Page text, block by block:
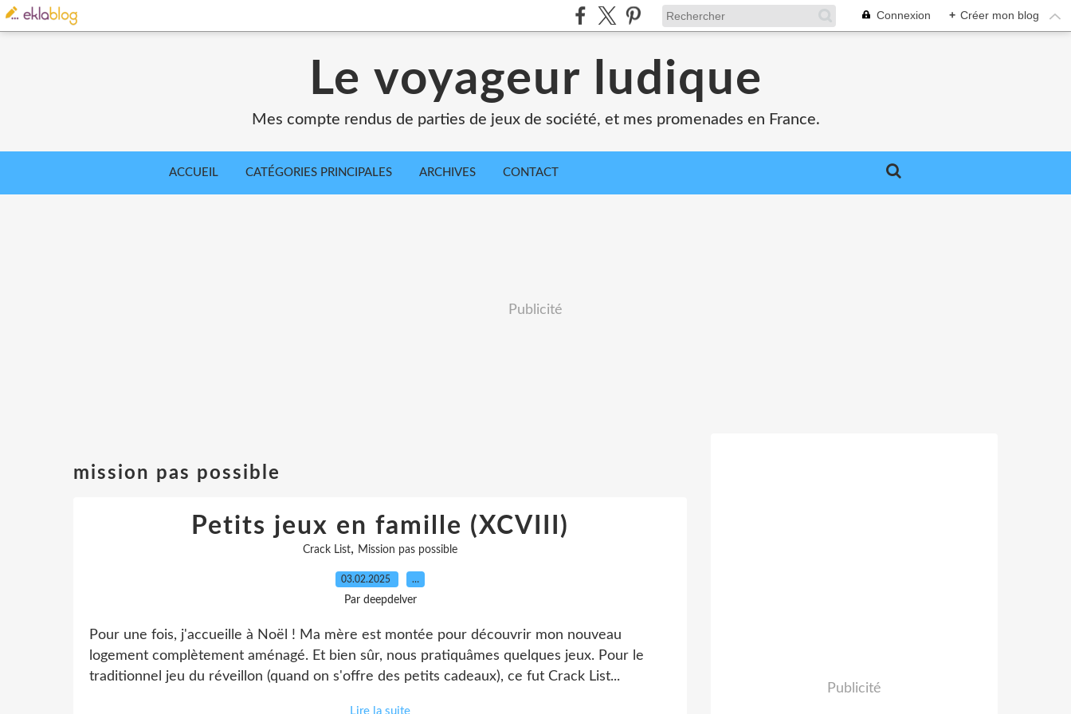
Connexion + Créer mon blog
Le voyageur ludique
Mes compte rendus de parties de jeux de société, et mes promenades en France.
ACCUEIL CATÉGORIES PRINCIPALES ARCHIVES CONTACT
Publicité
mission pas possible
Petits jeux en famille (XCVIII)
Crack List, Mission pas possible
03.02.2025 …
Par deepdelver
Pour une fois, j'accueille à Noël ! Ma mère est montée pour découvrir mon nouveau
logement complètement aménagé. Et bien sûr, nous pratiquâmes quelques jeux. Pour le
traditionnel jeu du réveillon (quand on s'offre des petits cadeaux), ce fut Crack List...
Lire la suite
Publicité